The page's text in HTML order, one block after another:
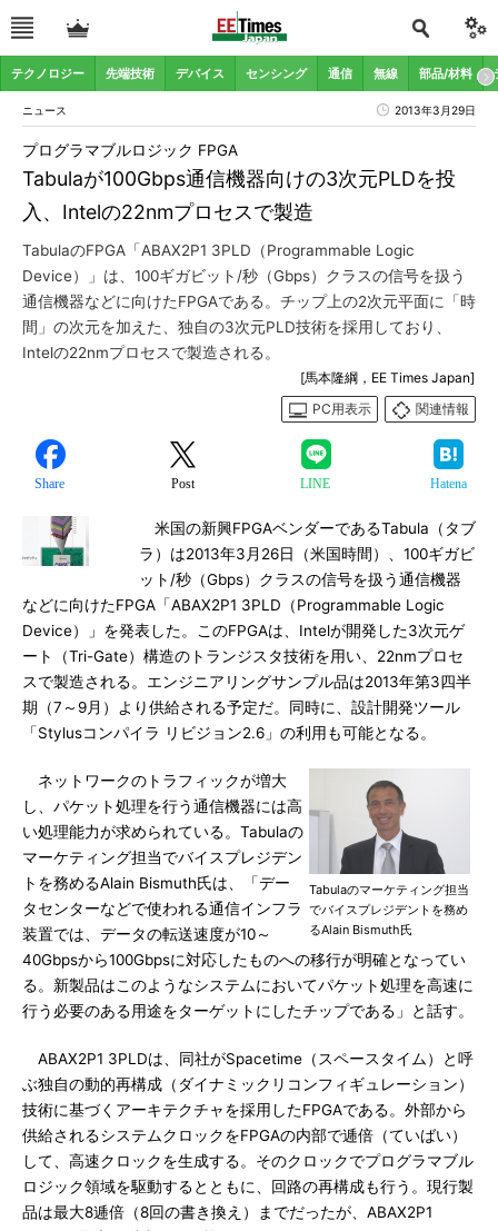
テクノロジー 先端技術 デバイス センシング 通信 無線 部品/材料
ニュース 2013年3月29日
Tabulaが100Gbps通信機器向けの3次元PLDを投
入、Intelの22nmプロセスで製造
プログラマブルロジック FPGA
TabulaのFPGA「ABAX2P1 3PLD（Programmable Logic
Device）」は、100ギガビット/秒（Gbps）クラスの信号を扱う
通信機器などに向けたFPGAである。チップ上の2次元平面に「時
間」の次元を加えた、独自の3次元PLD技術を採用しており、
Intelの22nmプロセスで製造される。
[馬本隆綱，EE Times Japan]
PC用表示
関連情報
Share Post LINE Hatena
米国の新興FPGAベンダーであるTabula（タブ
ラ）は2013年3月26日（米国時間）、100ギガビ
ット/秒（Gbps）クラスの信号を扱う通信機器
などに向けたFPGA「ABAX2P1 3PLD（Programmable Logic
Device）」を発表した。このFPGAは、Intelが開発した3次元ゲ
ート（Tri-Gate）構造のトランジスタ技術を用い、22nmプロセ
スで製造される。エンジニアリングサンプル品は2013年第3四半
期（7～9月）より供給される予定だ。同時に、設計開発ツール
「Stylusコンパイラ リビジョン2.6」の利用も可能となる。
Tabulaのマーケティング担当
でバイスプレジデントを務め
るAlain Bismuth氏
ネットワークのトラフィックが増大
し、パケット処理を行う通信機器には高
い処理能力が求められている。Tabulaの
マーケティング担当でバイスプレジデン
トを務めるAlain Bismuth氏は、「デー
タセンターなどで使われる通信インフラ
装置では、データの転送速度が10～
40Gbpsから100Gbpsに対応したものへの移行が明確となってい
る。新製品はこのようなシステムにおいてパケット処理を高速に
行う必要のある用途をターゲットにしたチップである」と話す。
ABAX2P1 3PLDは、同社がSpacetime（スペースタイム）と呼
ぶ独自の動的再構成（ダイナミックリコンフィギュレーション）
技術に基づくアーキテクチャを採用したFPGAである。外部から
供給されるシステムクロックをFPGAの内部で逓倍（ていばい）
して、高速クロックを生成する。そのクロックでプログラマブル
ロジック領域を駆動するとともに、回路の再構成も行う。現行製
品は最大8逓倍（8回の書き換え）までだったが、ABAX2P1